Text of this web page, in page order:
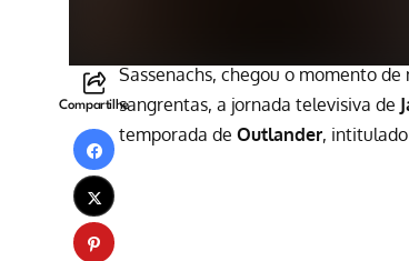
Compartilhe
Sassenachs, chegou o momento
sangrentas, a jornada televisiva de
temporada de Outlander, intitulado